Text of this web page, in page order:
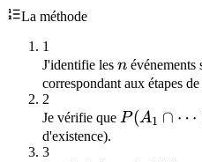
La méthode
1
J'identifie les n
n événements
correspondant aux étapes
2
Je vérifie que P(A1 ∩ ⋯
d'existence).
3